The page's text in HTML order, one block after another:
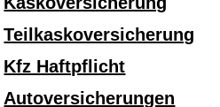
Teilkaskoversicherung
Kfz Haftpflicht
Autoversicherungen